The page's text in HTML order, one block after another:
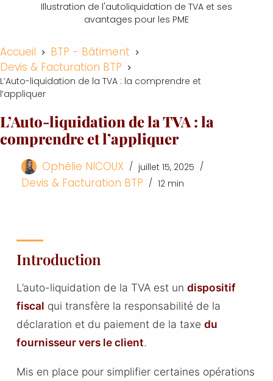
Illustration de l'autoliquidation de TVA et ses
avantages pour les PME
Accueil
BTP - Bâtiment
Devis & Facturation BTP
L’Auto-liquidation de la TVA : la comprendre et
l’appliquer
L’Auto-liquidation de la TVA : la
comprendre et l’appliquer
Ophélie NICOUX juillet 15, 2025
Devis & Facturation BTP 12 min
Introduction
L’auto-liquidation de la TVA est un dispositif
fiscal qui transfère la responsabilité de la
déclaration et du paiement de la taxe du
fournisseur vers le client.
Mis en place pour simplifier certaines opérations